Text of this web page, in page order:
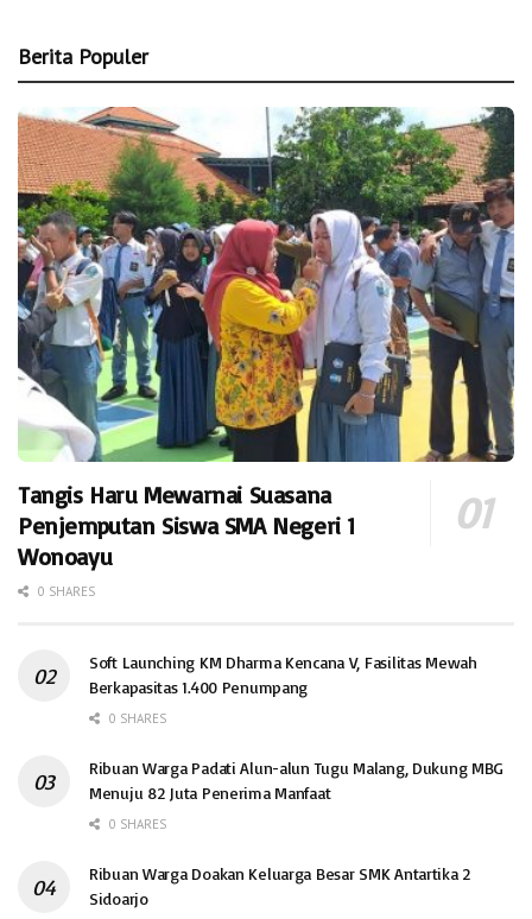
Berita Populer
Tangis Haru Mewarnai Suasana
Penjemputan Siswa SMA Negeri 1
Wonoayu
0 SHARES
Soft Launching KM Dharma Kencana V, Fasilitas Mewah
Berkapasitas 1.400 Penumpang
0 SHARES
Ribuan Warga Padati Alun-alun Tugu Malang, Dukung MBG
Menuju 82 Juta Penerima Manfaat
0 SHARES
Ribuan Warga Doakan Keluarga Besar SMK Antartika 2
Sidoarjo